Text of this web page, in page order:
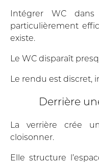
Intégrer WC
particulièrement
existe.
Le WC disparaît
Le rendu est discret,
Derrière
La verrière crée
cloisonner.
Elle structure